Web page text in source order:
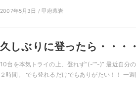
2007年5月3日 / 甲府幕岩
久しぶりに登ったら・・・
10台を本気トライの上、登れず”(-“”-)” 最近自分
２時間。 でも登れるだけでもありがたい！！ 一